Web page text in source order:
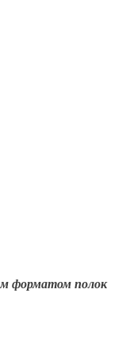
форматом полок